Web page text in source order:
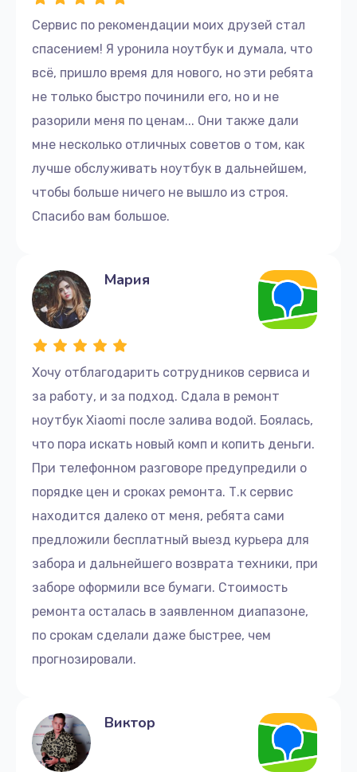
Заказать
Восстановление данных
990 руб.
Заказать
Замена корпуса
1045 руб.
Заказать
1495 руб.
Замена шим-контроллера
2700 руб.
Заказать
Замена разъёмов (HDMI, DVI, Дисплей порта)
1095 руб.
Заказать
Заказать
Сервис по рекомендации моих друзей стал
спасением! Я уронила ноутбук и думала, что
всё, пришло время для нового, но эти ребята
не только быстро починили его, но и не
разорили меня по ценам... Они также дали
мне несколько отличных советов о том, как
лучше обслуживать ноутбук в дальнейшем,
чтобы больше ничего не вышло из строя.
Спасибо вам большое.
Хочу отблагодарить сотрудников сервиса и
за работу, и за подход. Сдала в ремонт
ноутбук Xiaomi после залива водой. Боялась,
что пора искать новый комп и копить деньги.
При телефонном разговоре предупредили о
порядке цен и сроках ремонта. Т.к сервис
находится далеко от меня, ребята сами
предложили бесплатный выезд курьера для
забора и дальнейшего возврата техники, при
заборе оформили все бумаги. Стоимость
ремонта осталась в заявленном диапазоне,
по срокам сделали даже быстрее, чем
прогнозировали.
Мария
Виктор